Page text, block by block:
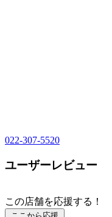
022-307-5520
ユーザーレビュー
この店舗を応援する！